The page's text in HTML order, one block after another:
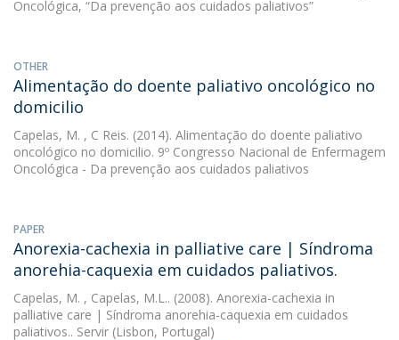
Oncológica, “Da prevenção aos cuidados paliativos”
OTHER
Alimentação do doente paliativo oncológico no
domicilio
Capelas, M. , C Reis. (2014). Alimentação do doente paliativo
oncológico no domicilio. 9º Congresso Nacional de Enfermagem
Oncológica - Da prevenção aos cuidados paliativos
PAPER
Anorexia-cachexia in palliative care | Síndroma
anorehia-caquexia em cuidados paliativos.
Capelas, M. , Capelas, M.L.. (2008). Anorexia-cachexia in
palliative care | Síndroma anorehia-caquexia em cuidados
paliativos.. Servir (Lisbon, Portugal)